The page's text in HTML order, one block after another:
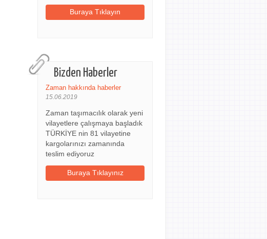
Buraya Tıklayın
Bizden Haberler
Zaman hakkında haberler
15.06.2019
Zaman taşımacılık olarak yeni
vilayetlere çalışmaya başladık
TÜRKİYE nin 81 vilayetine
kargolarınızı zamanında
teslim ediyoruz
Buraya Tıklayınız